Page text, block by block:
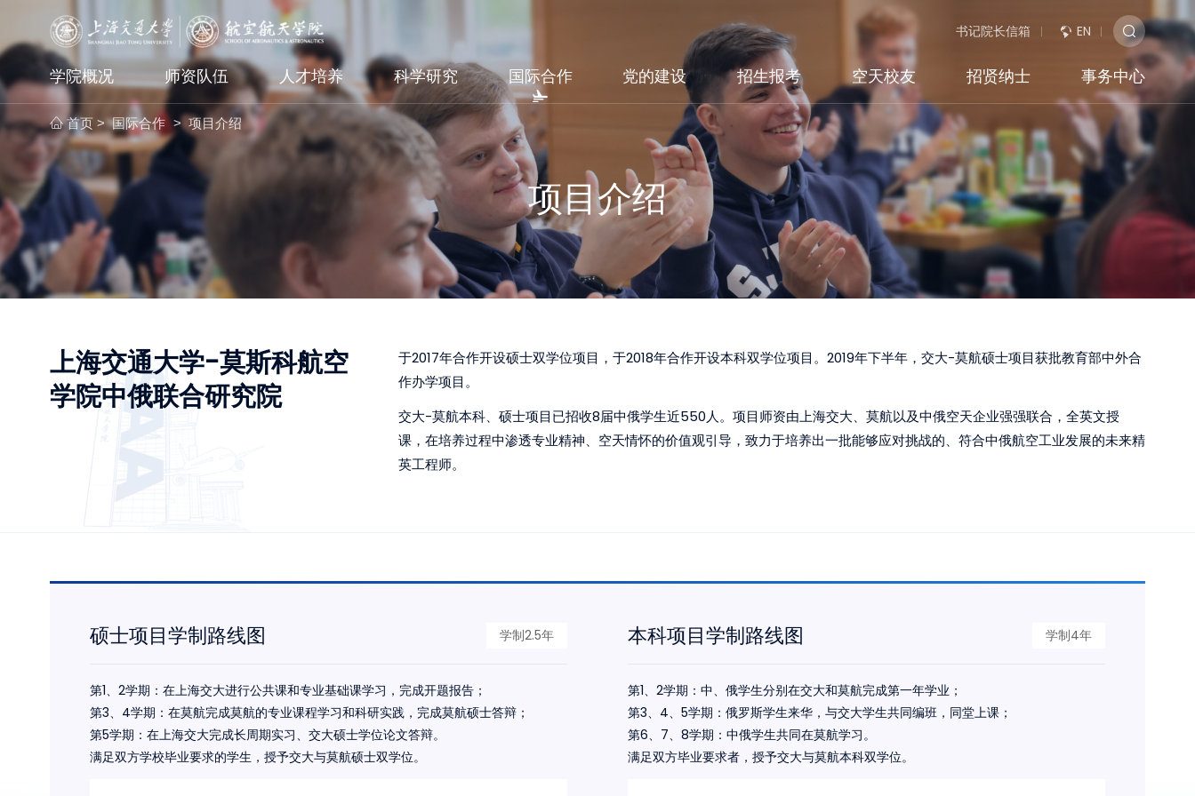
书记院长信箱 EN
学院概况 师资队伍 人才培养 科学研究 国际合作 党的建设 招生报考 空天校友 招贤纳士 事务中心
首页 > 国际合作 > 项目介绍
项目介绍
上海交通大学-莫斯科航空
学院中俄联合研究院
于2017年合作开设硕士双学位项目，于2018年合作开设本科双学位项目。2019年下半年，交大-莫航硕士项目获批教育部中外合
作办学项目。
交大-莫航本科、硕士项目已招收8届中俄学生近550人。项目师资由上海交大、莫航以及中俄空天企业强强联合，全英文授
课，在培养过程中渗透专业精神、空天情怀的价值观引导，致力于培养出一批能够应对挑战的、符合中俄航空工业发展的未来精
英工程师。
硕士项目学制路线图 学制2.5年
第1、2学期：在上海交大进行公共课和专业基础课学习，完成开题报告；
第3、4学期：在莫航完成莫航的专业课程学习和科研实践，完成莫航硕士答辩；
第5学期：在上海交大完成长周期实习、交大硕士学位论文答辩。
满足双方学校毕业要求的学生，授予交大与莫航硕士双学位。
本科项目学制路线图 学制4年
第1、2学期：中、俄学生分别在交大和莫航完成第一年学业；
第3、4、5学期：俄罗斯学生来华，与交大学生共同编班，同堂上课；
第6、7、8学期：中俄学生共同在莫航学习。
满足双方毕业要求者，授予交大与莫航本科双学位。